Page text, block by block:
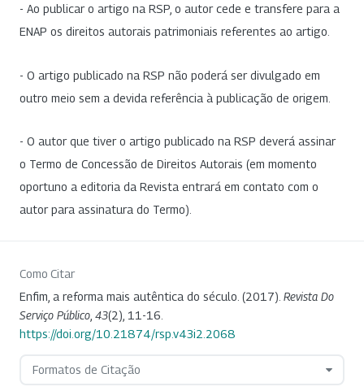
- Ao publicar o artigo na RSP, o autor cede e transfere para a
ENAP os direitos autorais patrimoniais referentes ao artigo.
- O artigo publicado na RSP não poderá ser divulgado em
outro meio sem a devida referência à publicação de origem.
- O autor que tiver o artigo publicado na RSP deverá assinar
o Termo de Concessão de Direitos Autorais (em momento
oportuno a editoria da Revista entrará em contato com o
autor para assinatura do Termo).
Como Citar
Enfim, a reforma mais autêntica do século. (2017). Revista Do
Serviço Público 43(2), 11-16.
https://doi.org/10.21874/rsp.v43i2.2068
Formatos de Citação